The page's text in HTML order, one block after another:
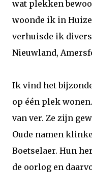
wat plekken
woonde ik in
verhuisde ik
Nieuwland,
Ik vind het
op één plek
van ver. Ze zijn
Oude namen
Boetselaer. Hun
de oorlog en